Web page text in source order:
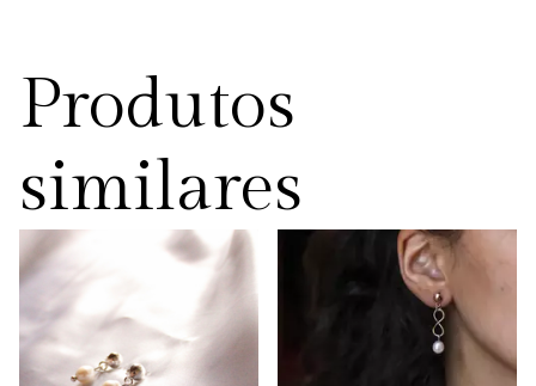
Produtos
similares